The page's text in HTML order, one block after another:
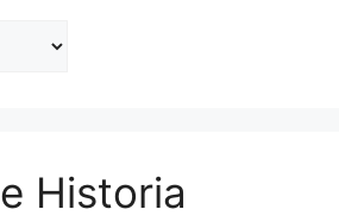
Historia